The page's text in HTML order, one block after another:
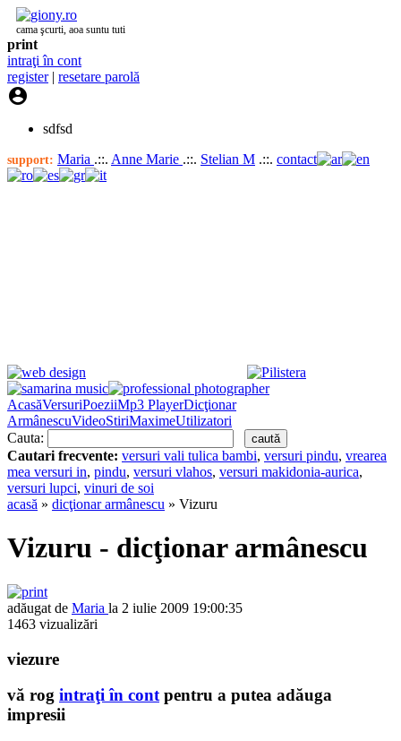
cama şcurti, aoa suntu tuti
print
intraţi în cont
register| resetare parolă

sdfsd
support: Maria .::. Anne Marie .::. Stelian M .::. contact
AcasăVersuriPoeziiMp3 PlayerDicţionar
ArmânescuVideoStiriMaximeUtilizatori
Cauta:
Cautari frecvente: versuri vali tulica bambi, versuri pindu, vrearea
mea versuri in, pindu, versuri vlahos, versuri makidonia-aurica,
versuri lupci, vinuri de soi
acasă » dicţionar armânescu » Vizuru
Vizuru - dicţionar armânescu
adăugat de Maria la 2 iulie 2009 19:00:35
1463 vizualizări
viezure
vă rog intraţi în contpentru a putea adăuga
impresii